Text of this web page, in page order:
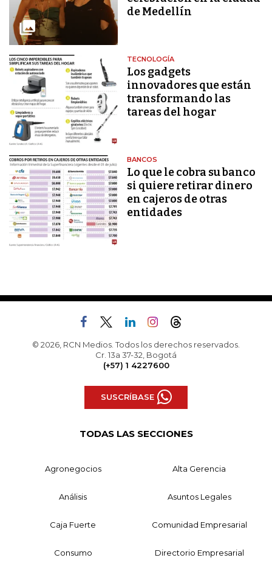
de Medellín
TECNOLOGÍA
Los gadgets
innovadores que están
transformando las
tareas del hogar
BANCOS
Lo que le cobra su banco
si quiere retirar dinero
en cajeros de otras
entidades
© 2026, RCN Medios. Todos los derechos reservados.
Cr. 13a 37-32, Bogotá
(+57) 1 4227600
SUSCRÍBASE
TODAS LAS SECCIONES
Agronegocios Alta Gerencia
Análisis Asuntos Legales
Caja Fuerte Comunidad Empresarial
Consumo Directorio Empresarial